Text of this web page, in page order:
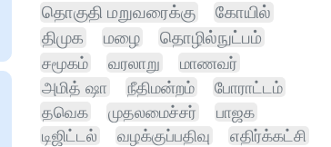
தொகுதி மறுவரைக்கு
கோயில்
திமுக
மழை
தொழில்நுட்பம்
சமூகம்
வரலாறு
மாணவர்
அமித் ஷா
நீதிமன்றம்
போராட்டம்
தவெக
முதலமைச்சர்
பாஜக
டிஜிட்டல்
வழக்குப்பதிவு
எதிர்க்கட்சி